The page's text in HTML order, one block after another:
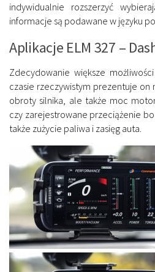
indywidualnie rozszerzyć
informacje są podawane w języku
Aplikacje ELM 327 –
Zdecydowanie większe
czasie rzeczywistym prezentuje
obroty silnika, ale także moc
czy zarejestrowane przeciążenie
także zużycie paliwa i zasięg auta.